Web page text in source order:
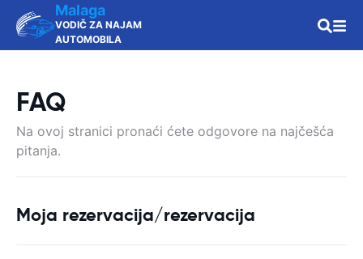
Malaga
VODIČ ZA NAJAM
AUTOMOBILA
FAQ
Na ovoj stranici pronaći ćete odgovore na najčešća
pitanja.
Moja rezervacija/rezervacija